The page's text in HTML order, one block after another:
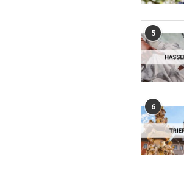
5
6